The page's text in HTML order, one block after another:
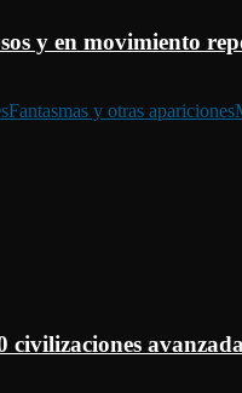
y en movimiento
Fantasmas y otras apariciones
civilizaciones